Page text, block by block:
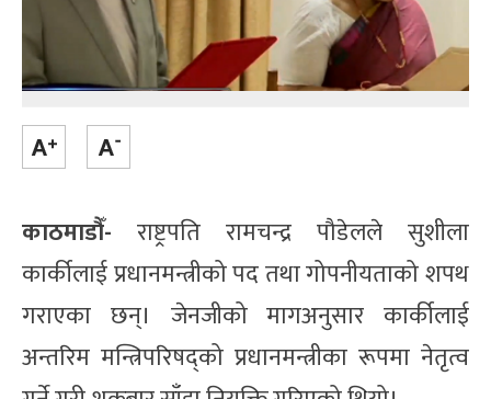
काठमाडौँ- राष्ट्रपति रामचन्द्र पौडेलले सुशीला
कार्कीलाई प्रधानमन्त्रीको पद तथा गोपनीयताको शपथ
गराएका छन्। जेनजीको मागअनुसार कार्कीलाई
अन्तरिम मन्त्रिपरिषद्को प्रधानमन्त्रीका रूपमा नेतृत्व